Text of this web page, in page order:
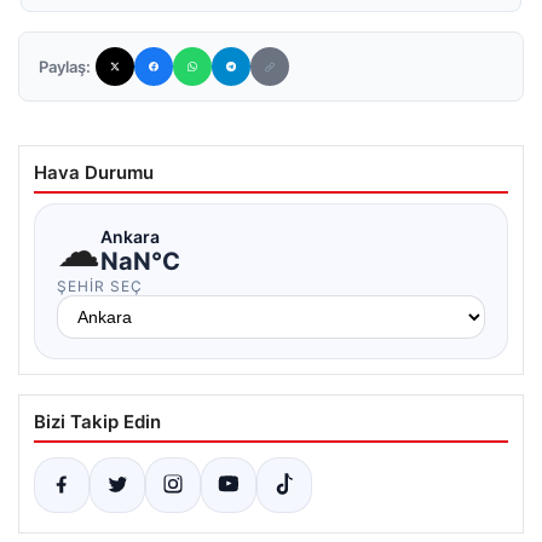
Paylaş:
Hava Durumu
☁Ankara
NaN°C
ŞEHIR SEÇ
Bizi Takip Edin